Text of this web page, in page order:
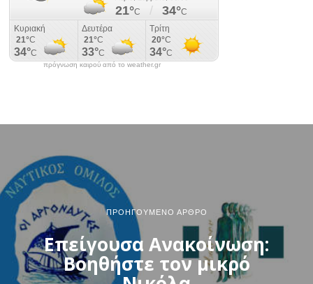
πρόγνωση καιρού από το weather.gr
ΠΡΟΗΓΟΎΜΕΝΟ ΆΡΘΡΟ
Επείγουσα Ανακοίνωση:
Βοηθήστε τον μικρό